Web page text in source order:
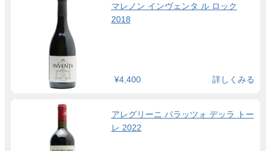
マレノン インヴェンタ ル ロック
2018
¥4,400 詳しくみる
アレグリーニ パラッツォ デッラ トー
レ 2022